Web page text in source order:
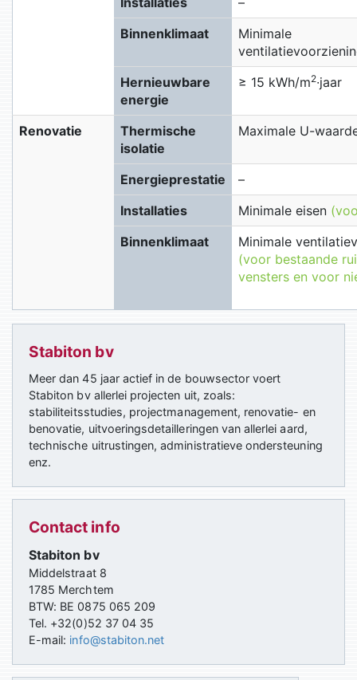
Binnenklimaat
Minimale
Hernieuwbare
energie
≥ 15 kWh/m2∙jaar
Renovatie
Thermische
isolatie
Maximale U-
Energieprestatie
–
Installaties
Minimale eisen
Binnenklimaat
Minimale
(voor bestaande
vensters en voor
Stabiton bv
Meer dan 45 jaar actief in de bouwsector voert
Stabiton bv allerlei projecten uit, zoals:
stabiliteitsstudies, projectmanagement, renovatie- en
benovatie, uitvoerings­detail­leringen van allerlei aard,
technische uitrus­tingen, administratieve ondersteuning
enz.
Contact info
Stabiton bv
Middelstraat 8
1785 Merchtem
BTW: BE 0875 065 209
Tel. +32(0)52 37 04 35
E-mail: info@stabiton.net